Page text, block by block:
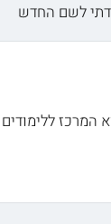
לשם החדש
המרכז